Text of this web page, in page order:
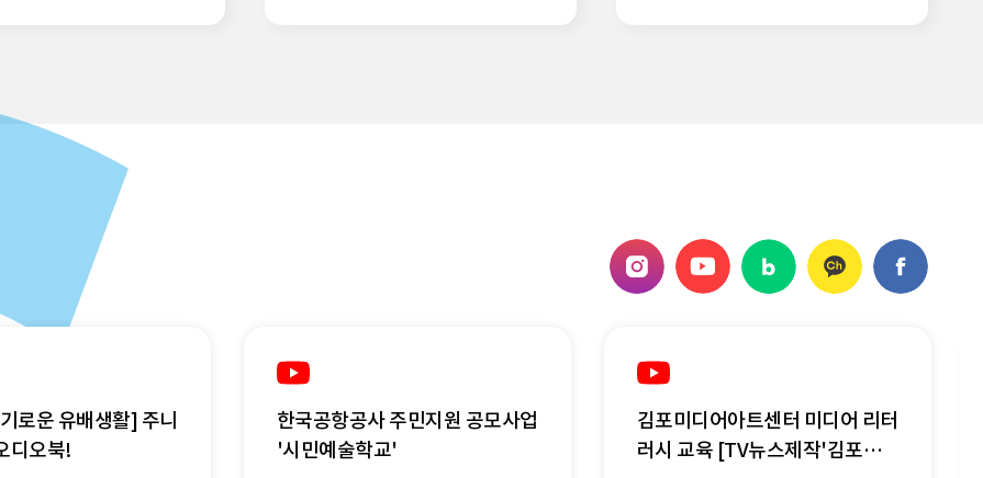
로운 유배생활] 주니
디오북!
한국공항공사 주민지원 공모사업
'시민예술학교'
김포미디어아트센터 미디어 리터
러시 교육 [TV뉴스제작'김포데